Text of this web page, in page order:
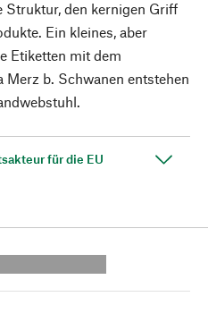
Struktur, den kernigen Griff
Ein kleines, aber
Etiketten mit dem
b. Schwanen entstehen
für die EU